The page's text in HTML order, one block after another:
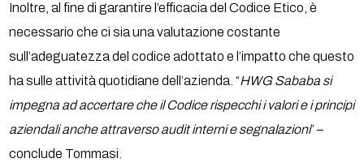
Inoltre, al fine di garantire l’efficacia del Codice Etico, è
necessario che ci sia una valutazione costante
sull’adeguatezza del codice adottato e l’impatto che questo
ha sulle attività quotidiane dell’azienda. “HWG Sababa si
impegna ad accertare che il Codice rispecchi i valori e i principi
aziendali anche attraverso audit interni e segnalazioni” –
conclude Tommasi.